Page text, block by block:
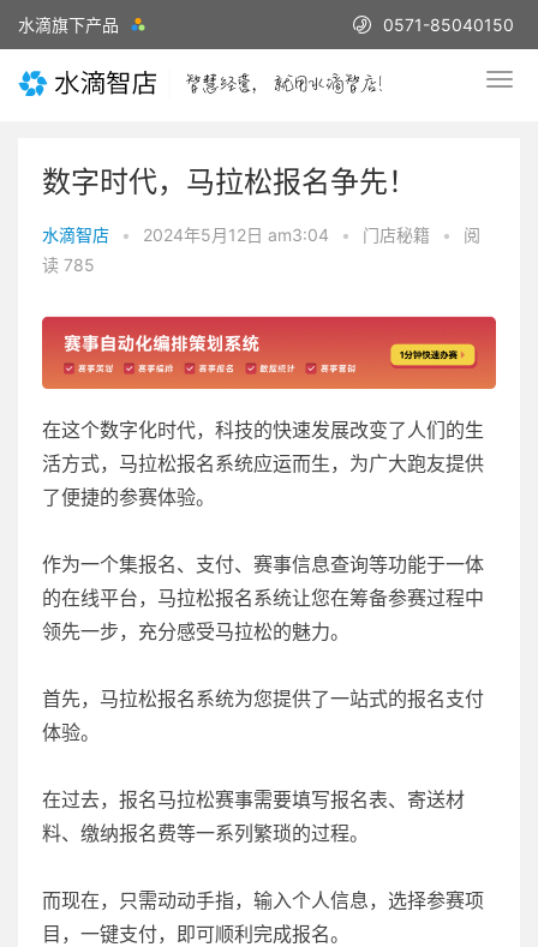
水滴旗下产品 0571-85040150
数字时代，马拉松报名争先！
水滴智店 • 2024年5月12日 am3:04 • 门店秘籍 •
阅
读 785
在这个数字化时代，科技的快速发展改变了人们的生
活方式，马拉松报名系统应运而生，为广大跑友提供
了便捷的参赛体验。
作为一个集报名、支付、赛事信息查询等功能于一体
的在线平台，马拉松报名系统让您在筹备参赛过程中
领先一步，充分感受马拉松的魅力。
首先，马拉松报名系统为您提供了一站式的报名支付
体验。
在过去，报名马拉松赛事需要填写报名表、寄送材
料、缴纳报名费等一系列繁琐的过程。
而现在，只需动动手指，输入个人信息，选择参赛项
目，一键支付，即可顺利完成报名。